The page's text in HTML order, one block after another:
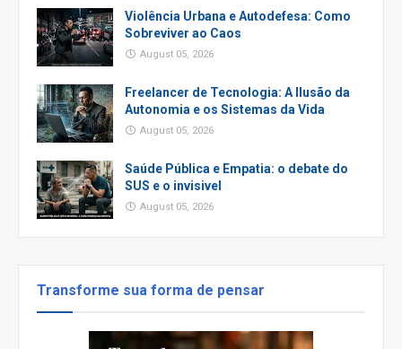
Violência Urbana e Autodefesa: Como
Sobreviver ao Caos
August 05, 2026
Freelancer de Tecnologia: A Ilusão da
Autonomia e os Sistemas da Vida
August 05, 2026
Saúde Pública e Empatia: o debate do
SUS e o invisivel
August 05, 2026
Transforme sua forma de pensar